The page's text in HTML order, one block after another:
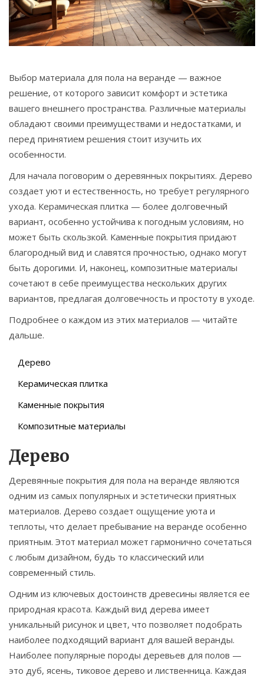
Связаться
© 2026. Все права защищены.
Выбор материала для пола на веранде — важное
решение, от которого зависит комфорт и эстетика
вашего внешнего пространства. Различные материалы
обладают своими преимуществами и недостатками, и
перед принятием решения стоит изучить их
особенности.
Для начала поговорим о деревянных покрытиях. Дерево
создает уют и естественность, но требует регулярного
ухода. Керамическая плитка — более долговечный
вариант, особенно устойчива к погодным условиям, но
может быть скользкой. Каменные покрытия придают
благородный вид и славятся прочностью, однако могут
быть дорогими. И, наконец, композитные материалы
сочетают в себе преимущества нескольких других
вариантов, предлагая долговечность и простоту в уходе.
Подробнее о каждом из этих материалов — читайте
дальше.
Дерево
Керамическая плитка
Каменные покрытия
Композитные материалы
Дерево
Деревянные покрытия для пола на веранде являются
одним из самых популярных и эстетически приятных
материалов. Дерево создает ощущение уюта и
теплоты, что делает пребывание на веранде особенно
приятным. Этот материал может гармонично сочетаться
с любым дизайном, будь то классический или
современный стиль.
Одним из ключевых достоинств древесины является ее
природная красота. Каждый вид дерева имеет
уникальный рисунок и цвет, что позволяет подобрать
наиболее подходящий вариант для вашей веранды.
Наиболее популярные породы деревьев для полов —
это дуб, ясень, тиковое дерево и лиственница. Каждая